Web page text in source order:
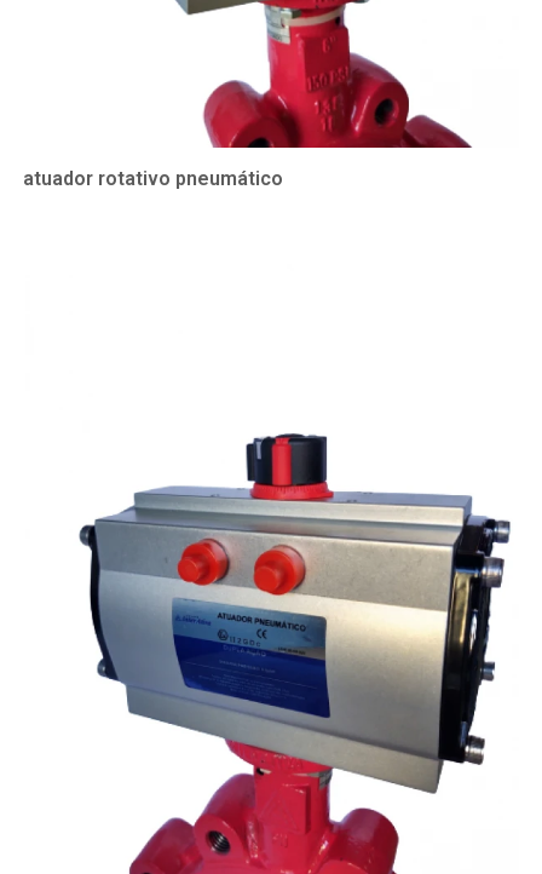
atuador rotativo pneumático